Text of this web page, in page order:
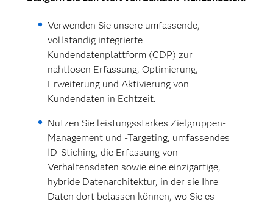
Verwenden Sie unsere umfassende,
vollständig integrierte
Kundendatenplattform (CDP) zur
nahtlosen Erfassung, Optimierung,
Erweiterung und Aktivierung von
Kundendaten in Echtzeit.
Nutzen Sie leistungsstarkes Zielgruppen-
Management und -Targeting, umfassendes
ID-Stiching, die Erfassung von
Verhaltensdaten sowie eine einzigartige,
hybride Datenarchitektur, in der sie Ihre
Daten dort belassen können, wo Sie es